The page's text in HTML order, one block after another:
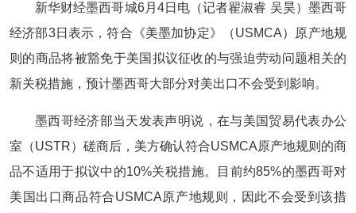
新华财经墨西哥城6月4日电（记者翟淑睿 吴昊）墨西哥
经济部3日表示，符合《美墨加协定》（USMCA）原产地规
则的商品将被豁免于美国拟议征收的与强迫劳动问题相关的
新关税措施，预计墨西哥大部分对美出口不会受到影响。
墨西哥经济部当天发表声明说，在与美国贸易代表办公
室（USTR）磋商后，美方确认符合USMCA原产地规则的商
品不适用于拟议中的10%关税措施。目前约85%的墨西哥对
美国出口商品符合USMCA原产地规则，因此不会受到该措